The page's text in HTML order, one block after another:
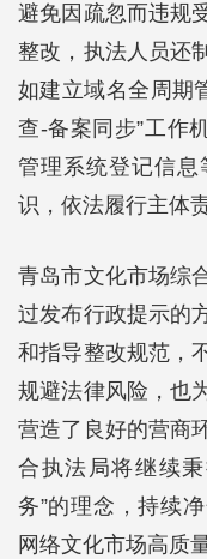
避免因疏忽而违规
整改，执法人员还
如建立域名全周期
查-备案同步”工作
管理系统登记信
识，依法履行主体责
青岛市文化市场综
过发布行政提示的
和指导整改规范，
规避法律风险，也
营造了良好的营商
合执法局将继续
务”的理念，持续
网络文化市场高质